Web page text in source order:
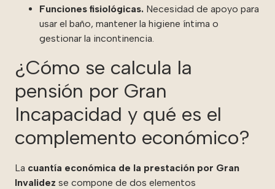
Funciones fisiológicas. Necesidad de apoyo para
usar el baño, mantener la higiene íntima o
gestionar la incontinencia.
¿Cómo se calcula la
pensión por Gran
Incapacidad y qué es el
complemento económico?
La cuantía económica de la prestación por Gran
Invalidez se compone de dos elementos